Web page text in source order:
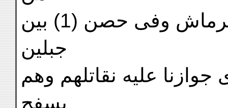
كبار الاوليآء ومنها رحلنا الى كرماش وفى حصن (1) بين
جبلين
عليه نقاتلهم وهم
بسفح